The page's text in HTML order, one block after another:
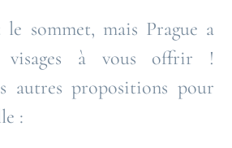
le sommet, mais Prague a
visages à vous offrir !
autres propositions pour
: